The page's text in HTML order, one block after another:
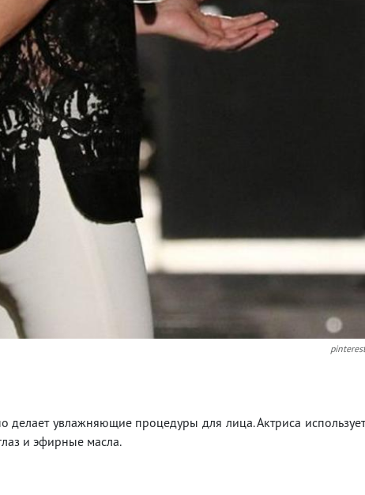
pinterest
делает увлажняющие процедуры для лица. Актриса использует
и эфирные масла.